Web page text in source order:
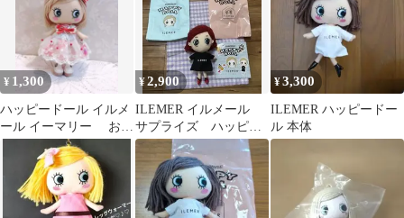
¥ 1,300
ハッピードール イルメ
ール イーマリー お花
畑の赤猫ちゃん
¥2,900
ILEMER イルメール
サプライズ ハッピー
ドール イアンヌ
¥3,300
ILEMER ハッピードー
ル 本体